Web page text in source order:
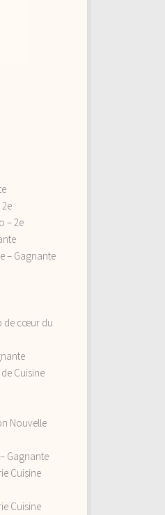
– 2e
– Gagnante
de cœur du
Cuisine
Nouvelle
Gagnante
Cuisine
Cuisine